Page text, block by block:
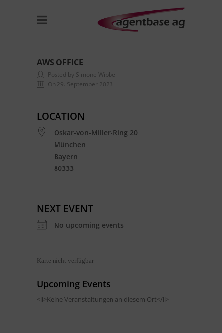
AWS OFFICE
Posted by Simone Wibbe
On 29. September 2023
LOCATION
Oskar-von-Miller-Ring 20
München
Bayern
80333
NEXT EVENT
No upcoming events
Karte nicht verfügbar
Upcoming Events
<li>Keine Veranstaltungen an diesem Ort</li>